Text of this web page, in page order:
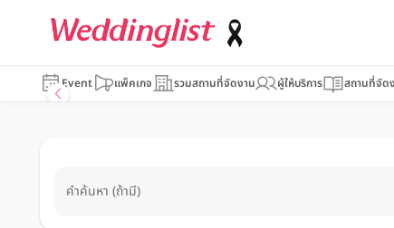
Event แพ็คเกจ รวมสถานที่จัดงาน ผู้ให้บริการ สถานที่จัด
คำค้นหา (ถ้ามี)